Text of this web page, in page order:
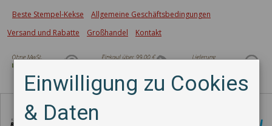
Beste Stempel-Kekse
Allgemeine Geschäftsbedingungen
Versand und Rabatte
Großhandel Kontakt
Einwilligung zu Cookies
& Daten